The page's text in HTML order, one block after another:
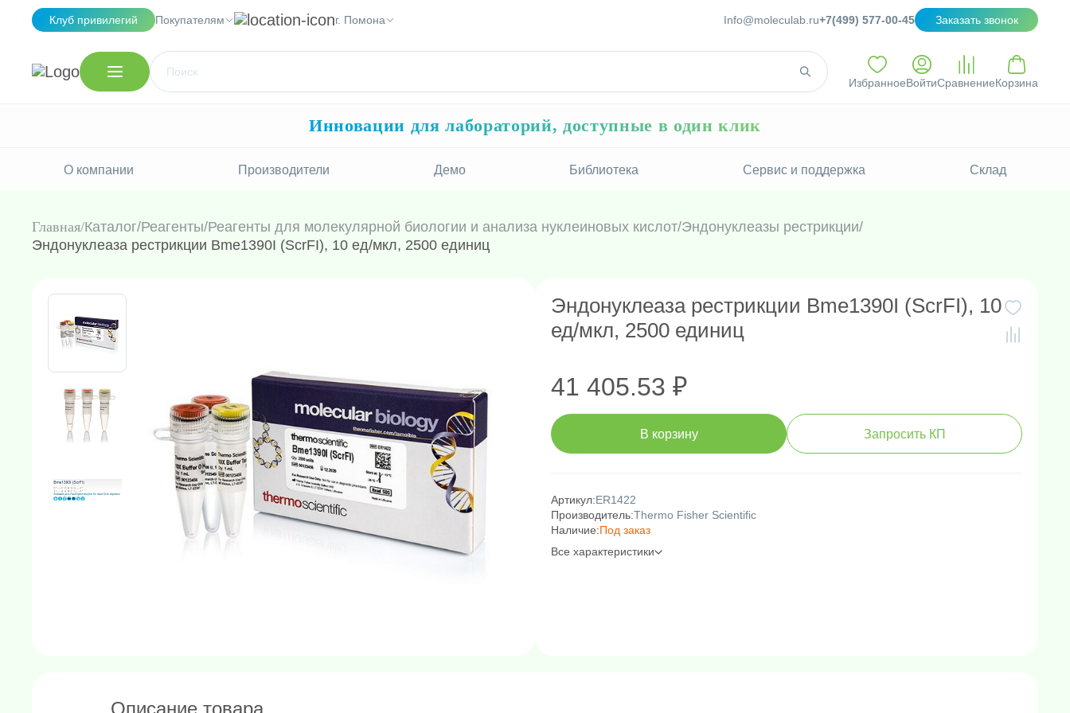
Клуб привилегий Покупателям г. Помона Info@moleculab.ru+7(499) 577-00-45 Заказать звонок
ИзбранноеВойтиСравнениеКорзина
Инновации для лабораторий, доступные в один клик
О компании Производители Демо Библиотека Сервис и поддержка Склад
Главная Каталог/Реагенты/Реагенты для молекулярной биологии и анализа нуклеиновых кислот/Эндонуклеазы рестрикции/
Эндонуклеаза рестрикции Bme1390I (ScrFI), 10 ед/мкл, 2500 единиц
Эндонуклеаза рестрикции Bme1390I (ScrFI), 10
ед/мкл, 2500 единиц
41 405.53 ₽
В корзину Запросить КП
Артикул:ER1422
Производитель:Thermo Fisher Scientific
Наличие:Под заказ
Все характеристики
Описание товара